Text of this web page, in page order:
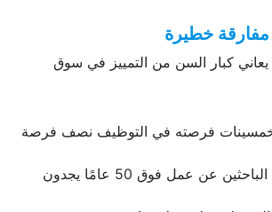
مفارقة خطيرة
كبار السن من التمييز في سوق
فرصته في التوظيف نصف فرصة
ثلث فقط من الباحثين عن عمل فوق 50 عامًا يجدون